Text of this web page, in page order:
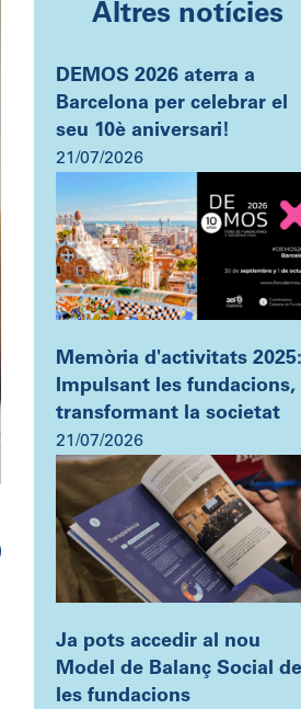
Altres notícies
DEMOS 2026 aterra a
Barcelona per celebrar el
seu 10è aniversari!
21/07/2026
Memòria d'activitats 2025:
Impulsant les fundacions,
transformant la societat
21/07/2026
Ja pots accedir al nou
Model de Balanç Social de
les fundacions